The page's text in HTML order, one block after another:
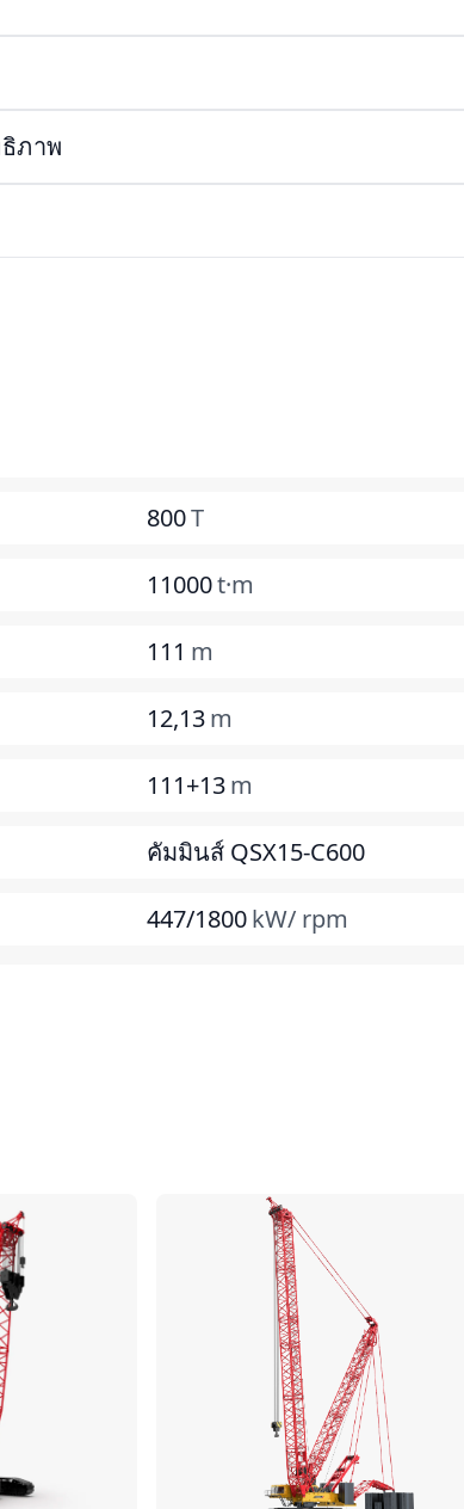
ภาพ
800T
11000t·m
111 m
12,13m
111+13m
คัมมินส์ QSX15-C600
447/1800kW/ rpm